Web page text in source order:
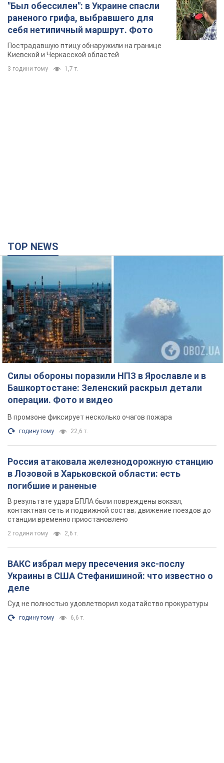
"Был обессилен": в Украине спасли
раненого грифа, выбравшего для
себя нетипичный маршрут. Фото
Пострадавшую птицу обнаружили на границе
Киевской и Черкасской областей
3 години тому 1,7 т.
TOP NEWS
Силы обороны поразили НПЗ в Ярославле и в
Башкортостане: Зеленский раскрыл детали
операции. Фото и видео
В промзоне фиксирует несколько очагов пожара
годину тому 22,6 т.
Россия атаковала железнодорожную станцию
в Лозовой в Харьковской области: есть
погибшие и раненые
В результате удара БПЛА были повреждены вокзал,
контактная сеть и подвижной состав; движение поездов до
станции временно приостановлено
2 години тому 2,6 т.
ВАКС избрал меру пресечения экс-послу
Украины в США Стефанишиной: что известно о
деле
Суд не полностью удовлетворил ходатайство прокуратуры
годину тому 6,6 т.